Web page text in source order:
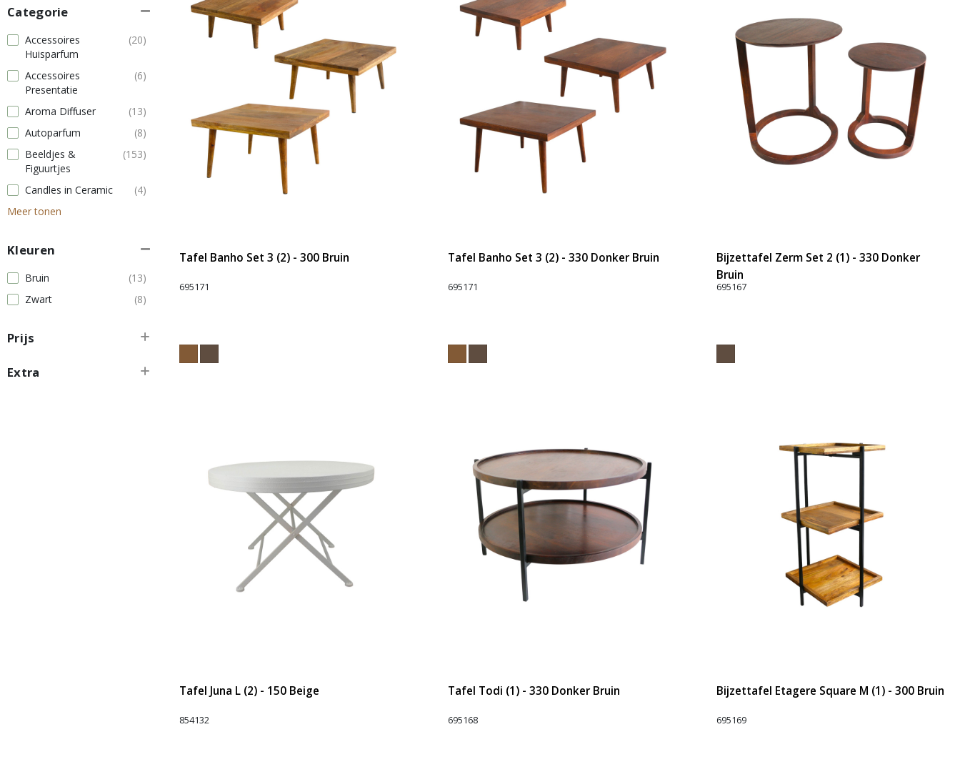
Categorie
Accessoires
Huisparfum
(20)
Accessoires
Presentatie
(6)
Aroma Diffuser
(13)
Autoparfum
(8)
Beeldjes &
Figuurtjes
(153)
Candles in Ceramic
(4)
Meer tonen
Kleuren
Bruin
(13)
Zwart
(8)
Prijs
Extra
Tafel Banho Set 3 (2) - 300 Bruin
695171
Tafel Banho Set 3 (2) - 330 Donker Bruin
695171
Bijzettafel Zerm Set 2 (1) - 330 Donker
Bruin
695167
Tafel Juna L (2) - 150 Beige
854132
Tafel Todi (1) - 330 Donker Bruin
695168
Bijzettafel Etagere Square M (1) - 300 Bruin
695169